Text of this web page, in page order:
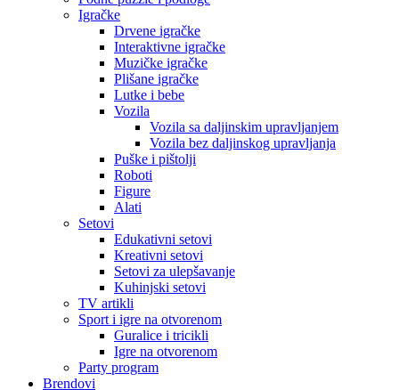
Igračke
Drvene igračke
Interaktivne igračke
Muzičke igračke
Plišane igračke
Lutke i bebe
Vozila
Vozila sa daljinskim upravljanjem
Vozila bez daljinskog upravljanja
Puške i pištolji
Roboti
Figure
Alati
Setovi
Edukativni setovi
Kreativni setovi
Setovi za ulepšavanje
Kuhinjski setovi
TV artikli
Sport i igre na otvorenom
Guralice i tricikli
Igre na otvorenom
Party program
Brendovi